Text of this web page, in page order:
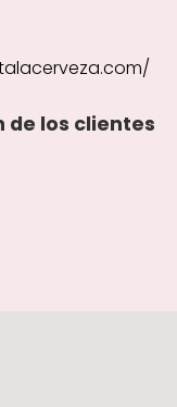
de los clientes